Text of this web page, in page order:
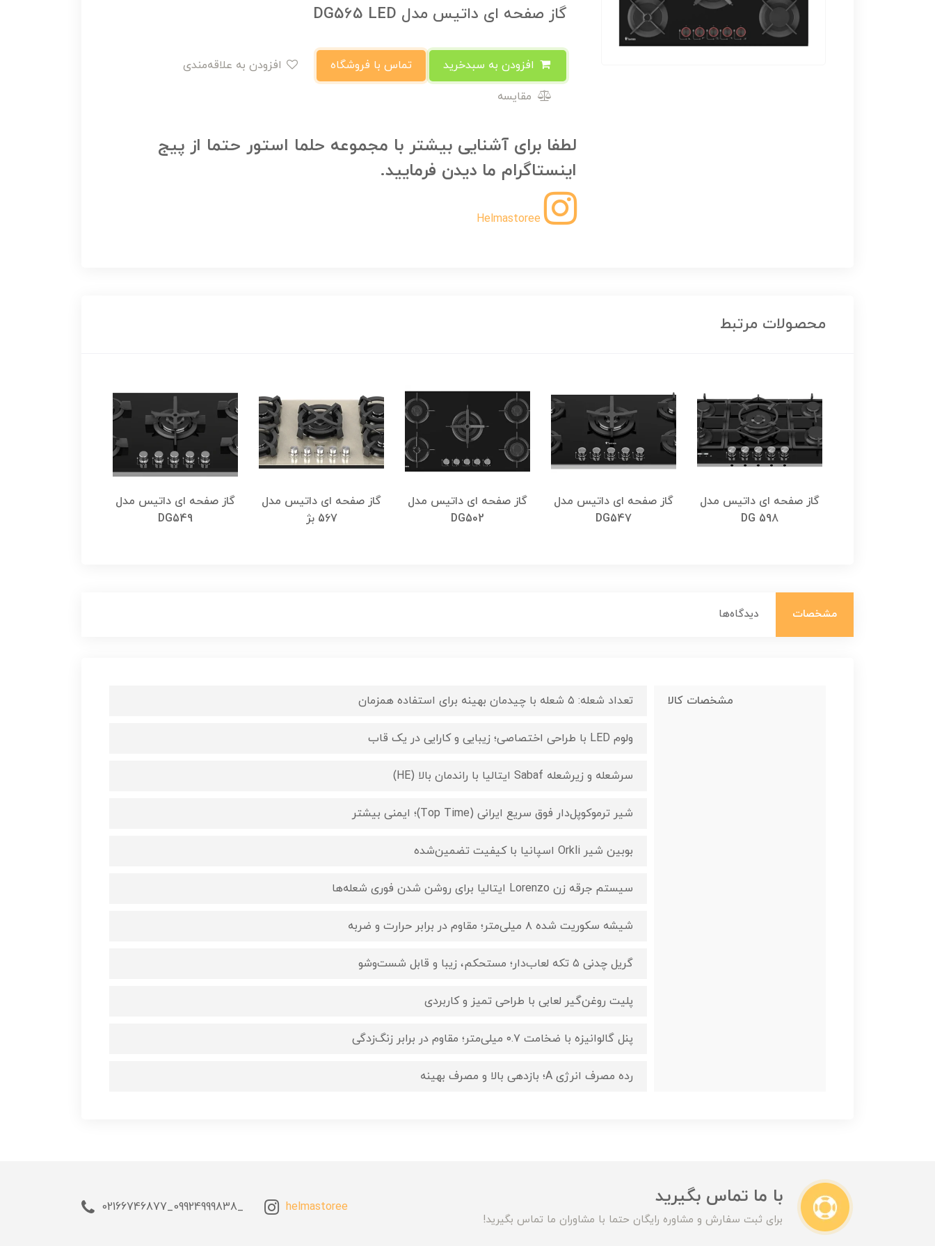
گاز صفحه ای داتیس مدل DG565 LED
تماس با فروشگاه
مقایسه
لطفا برای آشنایی بیشتر با مجموعه حلما استور حتما از پیج
اینستاگرام ما دیدن فرمایید.
Helmastoree
محصولات مرتبط
گاز صفحه ای داتیس مدل
DG 598
گاز صفحه ای داتیس مدل
DG547
گاز صفحه ای داتیس مدل
DG502
گاز صفحه ای داتیس مدل
567 بژ
گاز صفحه ای داتیس مدل
DG549
مشخصات دیدگاه‌ها
مشخصات کالا تعداد شعله: ۵ شعله با چیدمان بهینه برای استفاده همزمان
ولوم LED با طراحی اختصاصی؛ زیبایی و کارایی در یک قاب
سرشعله و زیرشعله Sabaf ایتالیا با راندمان بالا (HE)
شیر ترموکوپل‌دار فوق سریع ایرانی (Top Time)؛ ایمنی بیشتر
بوبین شیر Orkli اسپانیا با کیفیت تضمین‌شده
سیستم جرقه زن Lorenzo ایتالیا برای روشن شدن فوری شعله‌ها
شیشه سکوریت شده ۸ میلی‌متر؛ مقاوم در برابر حرارت و ضربه
گریل چدنی ۵ تکه لعاب‌دار؛ مستحکم، زیبا و قابل شست‌وشو
پلیت روغن‌گیر لعابی با طراحی تمیز و کاربردی
پنل گالوانیزه با ضخامت ۰.۷ میلی‌متر؛ مقاوم در برابر زنگ‌زدگی
رده مصرف انرژی A؛ بازدهی بالا و مصرف بهینه
با ما تماس بگیرید
برای ثبت سفارش و مشاوره رایگان حتما با مشاوران ما تماس بگیرید!
helmastoree
_09924999838_02166746877